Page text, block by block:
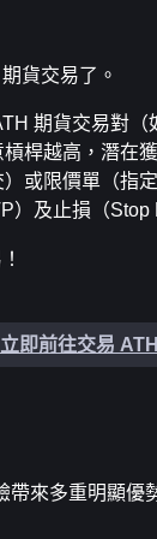
貨交易了。
期貨交易對（
桿越高，潛在
或限價單（指
）及止損（
立即前往交易
來多重明顯